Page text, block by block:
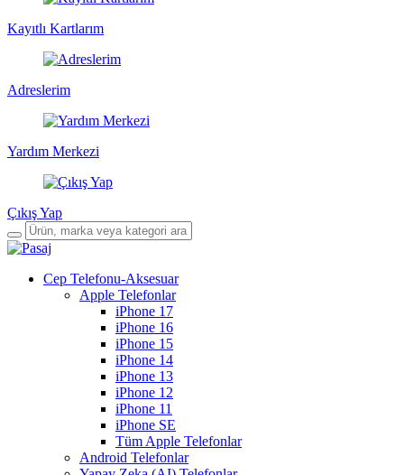
Kayıtlı Kartlarım
Adreslerim
Yardım Merkezi
Çıkış Yap
Cep Telefonu-Aksesuar
Apple Telefonlar
iPhone 17
iPhone 16
iPhone 15
iPhone 14
iPhone 13
iPhone 12
iPhone 11
iPhone SE
Tüm Apple Telefonlar
Android Telefonlar